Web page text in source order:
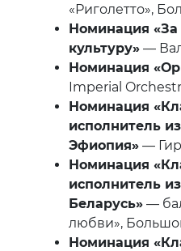
«Риголетто»,
Номинация
культуру» —
Номинация
Imperial
Номинация
исполнитель
Эфиопия» —
Номинация
исполнитель
Беларусь» —
любви»,
Номинация